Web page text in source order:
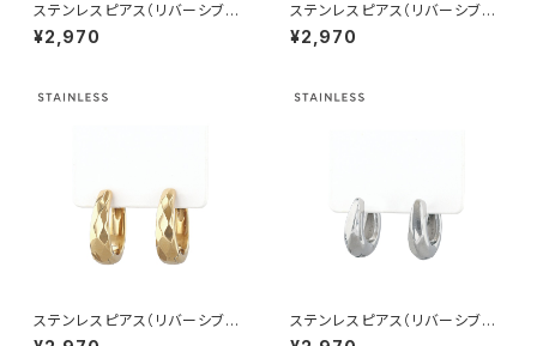
ステンレスピアス（リバーシブル
仕様） ツイストデザイン AAP20
05-SV（シルバー）
¥2,970
ステンレスピアス（リバーシブル
仕様） ツイストデザイン AAP20
05-GD（ゴールド）
¥2,970
ステンレスピアス（リバーシブル
仕様） ランバスカット AAP200
ステンレスピアス（リバーシブル
仕様） ワイドフープ AAP2003-